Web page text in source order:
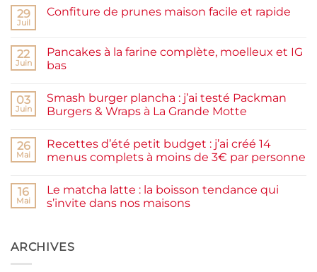
29
Juil
Confiture de prunes maison facile et rapide
Confiture
de
prunes
et
rapide
22
Juin
Pancakes à la farine complète, moelleux et IG
bas
sur
Pancakes
à
complète,
et
03
Juin
Smash burger plancha : j’ai testé Packman
Burgers & Wraps à La Grande Motte
sur
burger
testé
Packman
Burgers &
Grande
Motte
26
Mai
Recettes d’été petit budget : j’ai créé 14
menus complets à moins de 3€ par personne
sur
Recettes
d’été
j’ai
créé
16
Mai
Le matcha latte : la boisson tendance qui
s’invite dans nos maisons
Le
matcha
ARCHIVES